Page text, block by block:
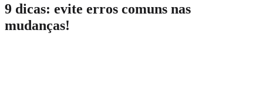
9 dicas: evite erros comuns nas
mudanças!